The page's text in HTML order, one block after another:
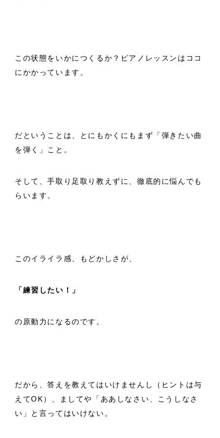
この状態をいかにつくるか？ピアノレッスンはココ
にかかっています。
だということは、とにもかくにもまず「弾きたい曲
を弾く」こと。
そして、手取り足取り教えずに、徹底的に悩んでも
らいます。
このイライラ感、もどかしさが、
「練習したい！」
の原動力になるのです。
だから、答えを教えてはいけませんし（ヒントは与
えてOK）、ましてや「ああしなさい、こうしなさ
い」と言ってはいけない。